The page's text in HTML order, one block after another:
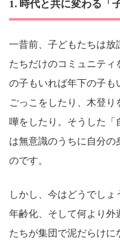
1. 時代と共に変わる「
一昔前、子どもたちは放
たちだけのコミュニティ
の子もいれば年下の子も
ごっこをしたり、木登
嘩をしたり。そうした「
は無意識のうちに自分の
のです。
しかし、今はどうでし
年齢化、そして何より外
たちが集団で泥だらけに